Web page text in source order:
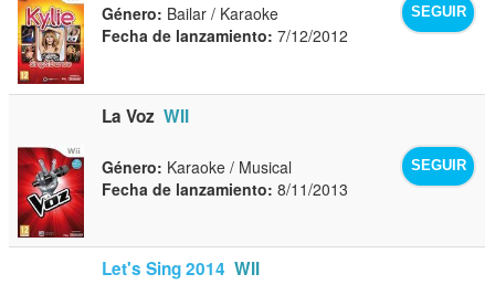
SEGUIR
Género: Bailar / Karaoke
Fecha de lanzamiento: 7/12/2012
La Voz WII
SEGUIR
Género: Karaoke / Musical
Fecha de lanzamiento: 8/11/2013
Let's Sing 2014 WII